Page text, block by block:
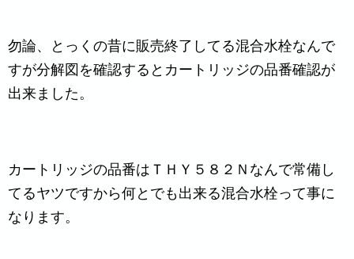
勿論、とっくの昔に販売終了してる混合水栓なんで
すが分解図を確認するとカートリッジの品番確認が
出来ました。
カートリッジの品番はＴＨＹ５８２Ｎなんで常備し
てるヤツですから何とでも出来る混合水栓って事に
なります。